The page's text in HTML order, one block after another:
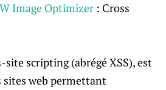
Image Optimizer : Cross
scripting (abrégé XSS), est
sites web permettant